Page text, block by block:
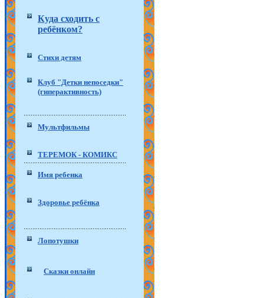
Куда сходить с
ребёнком?
Стихи детям
Клуб "Детки непоседки"
(гиперактивность)
Мультфильмы
ТЕРЕМОК - КОМИКС
Имя ребенка
Здоровье ребёнка
Лопотушки
Сказки онлайн